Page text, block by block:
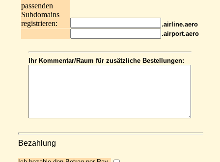
passenden
Subdomains
registrieren:
.airline.aero
.airport.aero
Ihr Kommentar/Raum für zusätzliche Bestellungen:
Bezahlung